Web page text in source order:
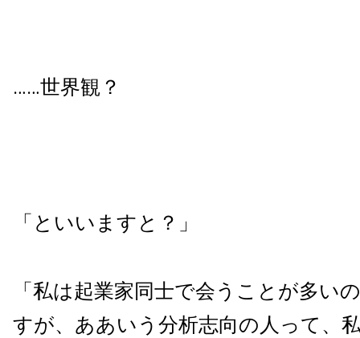
……世界観？
「といいますと？」
「私は起業家同士で会うことが多い
すが、ああいう分析志向の人って、